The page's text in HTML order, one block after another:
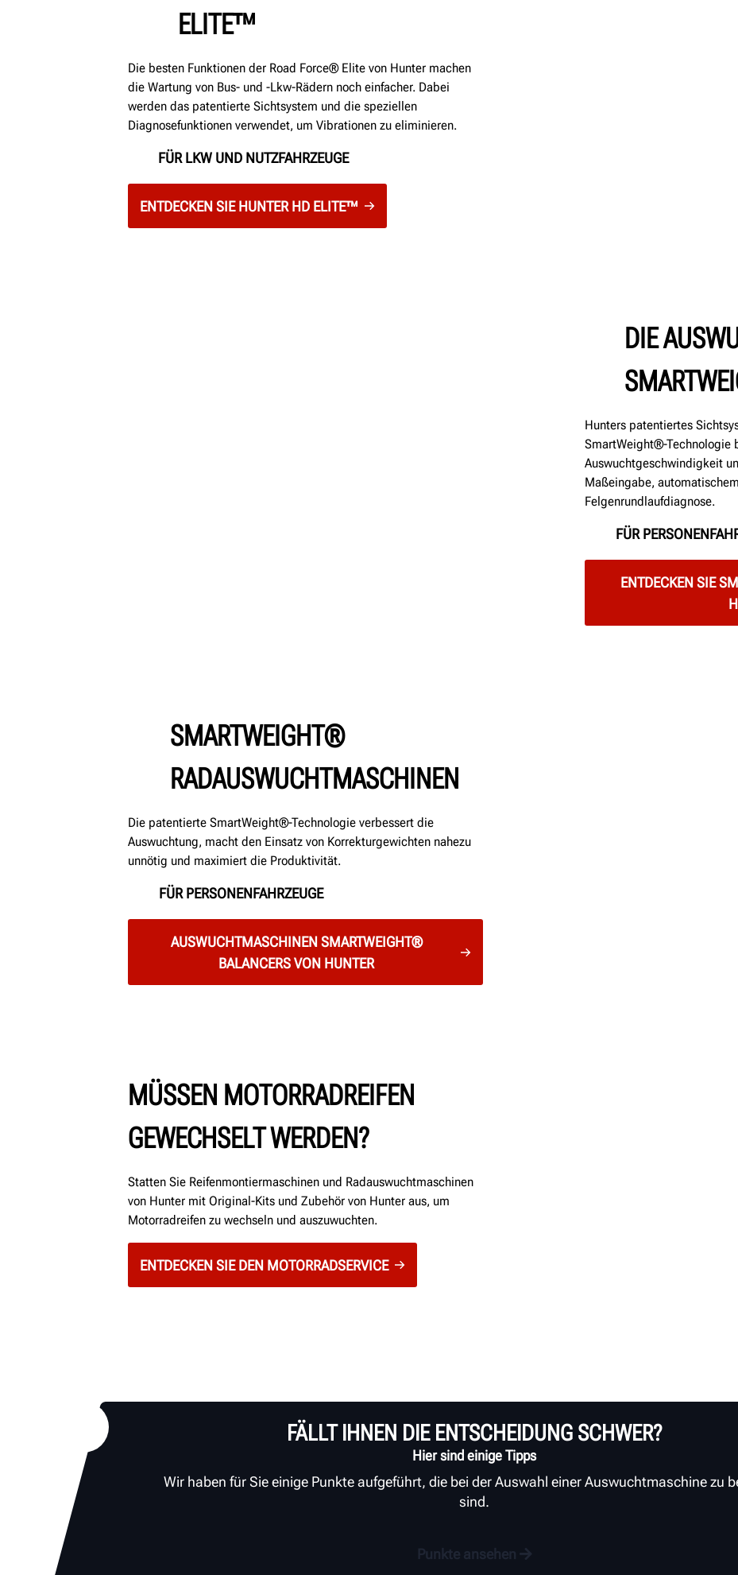
ELITE™
Die besten Funktionen der Road Force® Elite von Hunter machen
die Wartung von Bus- und -Lkw-Rädern noch einfacher. Dabei
werden das patentierte Sichtsystem und die speziellen
Diagnosefunktionen verwendet, um Vibrationen zu eliminieren.
FÜR LKW UND NUTZFAHRZEUGE
ENTDECKEN SIE HUNTER HD ELITE™
DIE
Hunters patentiertes
SmartWeight®-Technologie
Auswuchtgeschwindigkeit
Maßeingabe,
Felgenrundlaufdiagnose.
FÜR
ENTDECKEN SIE
SMARTWEIGHT®
RADAUSWUCHTMASCHINEN
Die patentierte SmartWeight®-Technologie verbessert die
Auswuchtung, macht den Einsatz von Korrekturgewichten nahezu
unnötig und maximiert die Produktivität.
FÜR PERSONENFAHRZEUGE
AUSWUCHTMASCHINEN SMARTWEIGHT®
BALANCERS VON HUNTER
MÜSSEN MOTORRADREIFEN
GEWECHSELT WERDEN?
Statten Sie Reifenmontiermaschinen und Radauswuchtmaschinen
von Hunter mit Original-Kits und Zubehör von Hunter aus, um
Motorradreifen zu wechseln und auszuwuchten.
ENTDECKEN SIE DEN MOTORRADSERVICE
FÄLLT IHNEN DIE ENTSCHEIDUNG SCHWER?
Hier sind einige Tipps
Wir haben für Sie einige Punkte aufgeführt, die bei der Auswahl einer Auswuchtmaschine zu
sind.
Punkte ansehen